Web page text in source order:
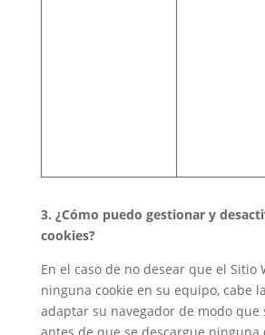
3. ¿Cómo puedo gestionar y
cookies?
En el caso de no desear que el Sitio
ninguna cookie en su equipo, cabe
adaptar su navegador de modo que